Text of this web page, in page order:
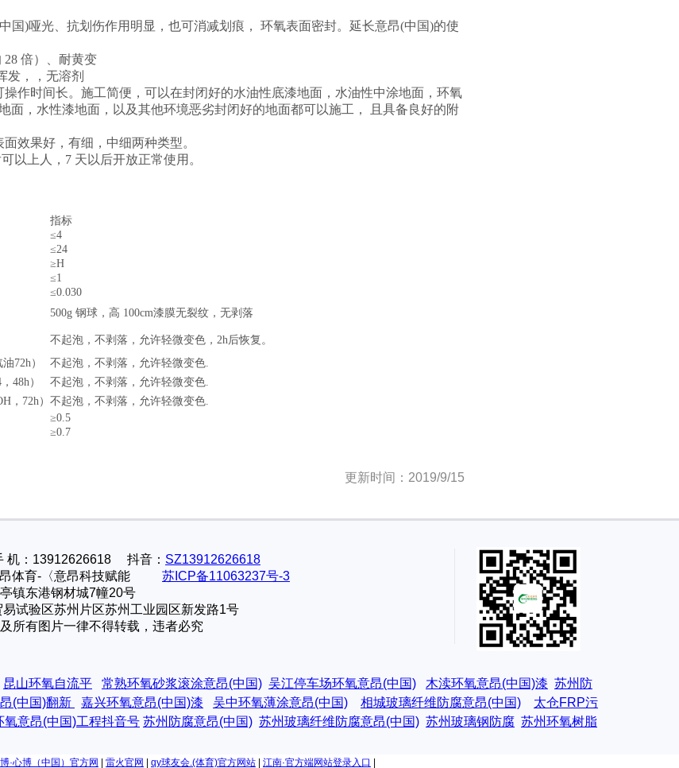
国)哑光、抗划伤作用明显，也可消减划痕， 环氧表面密封。延长意昂(中国)的使
倍）、耐黄变
发，，无溶剂
作时间长。施工简便，可以在封闭好的水油性底漆地面，水油性中涂地面，环氧
面，水性漆地面，以及其他环境恶劣封闭好的地面都可以施工， 且具备良好的附
效果好，有细，中细两种类型。
以上人，7 天以后开放正常使用。
指标
≤4
≤24
≥H
≤1
≤0.030
500g 钢球，高 100cm漆膜无裂纹，无剥落
不起泡，不剥落，允许轻微变色，2h后恢复。
72h）
不起泡，不剥落，允许轻微变色.
48h）
不起泡，不剥落，允许轻微变色.
，72h） 不起泡，不剥落，允许轻微变色.
≥0.5
≥0.7
更新时间：2019/9/15
机：13912626618 抖音： SZ13912626618
昂体育-〈意昂科技赋能 苏ICP备11063237号-3
镇东港钢材城7幢20号
试验区苏州片区苏州工业园区新发路1号
所有图片一律不得转载，违者必究
昆山环氧自流平 常熟环氧砂浆滚涂意昂(中国) 吴江停车场环氧意昂(中国) 木渎环氧意昂(中国)漆 苏州防
(中国)翻新 嘉兴环氧意昂(中国)漆 吴中环氧薄涂意昂(中国) 相城玻璃纤维防腐意昂(中国)
太仓FRP污
氧意昂(中国)工程抖音号 苏州防腐意昂(中国) 苏州玻璃纤维防腐意昂(中国) 苏州玻璃钢防腐 苏州环氧树脂
·心博（中国）官方网 雷火官网 qy球友会.(体育)官方网站 江南·官方端网站登录入口